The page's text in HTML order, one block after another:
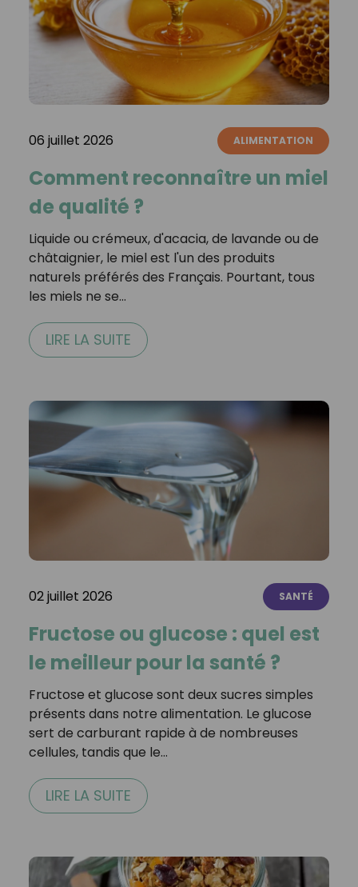
06 juillet 2026 ALIMENTATION
Comment reconnaître un miel
de qualité ?
Liquide ou crémeux, d'acacia, de lavande ou de
châtaignier, le miel est l'un des produits
naturels préférés des Français. Pourtant, tous
les miels ne se…
LIRE LA SUITE
02 juillet 2026 SANTÉ
Fructose ou glucose : quel est
le meilleur pour la santé ?
Fructose et glucose sont deux sucres simples
présents dans notre alimentation. Le glucose
sert de carburant rapide à de nombreuses
cellules, tandis que le…
LIRE LA SUITE